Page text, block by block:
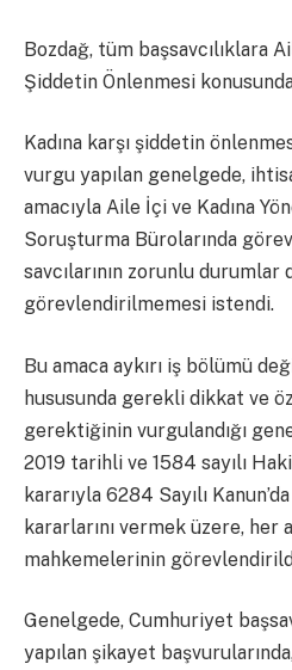
Bozdağ, tüm başsavcılıklara
Şiddetin Önlenmesi
Kadına karşı şiddetin
vurgu yapılan genelgede,
amacıyla Aile İçi ve Kadına
Soruşturma Bürolarında
savcılarının zorunlu durumlar
görevlendirilmemesi istendi.
Bu amaca aykırı iş bölümü
hususunda gerekli dikkat ve
gerektiğinin vurgulandığı
2019 tarihli ve 1584 sayılı
kararıyla 6284 Sayılı
kararlarını vermek üzere,
mahkemelerinin
Genelgede, Cumhuriyet
yapılan şikayet